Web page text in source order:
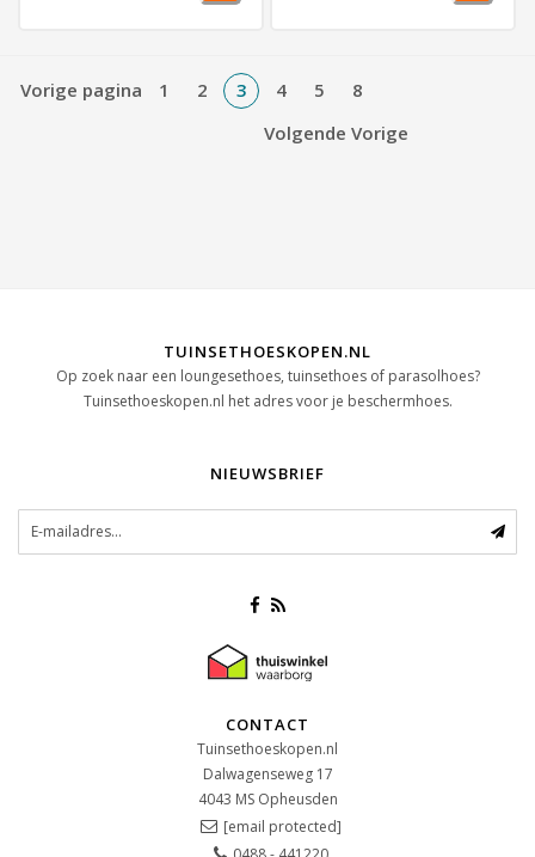
Vorige pagina 1 2 3 4 5
8
Volgende Vorige
TUINSETHOESKOPEN.NL
Op zoek naar een loungesethoes, tuinsethoes of parasolhoes?
Tuinsethoeskopen.nl het adres voor je beschermhoes.
NIEUWSBRIEF
CONTACT
Tuinsethoeskopen.nl
Dalwagenseweg 17
4043 MS Opheusden
[email protected]